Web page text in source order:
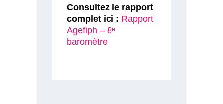
Consultez le rapport
complet ici : Rapport
Agefiph – 8ᵉ
baromètre